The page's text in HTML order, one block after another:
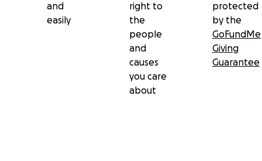
and
easily
right to
the
people
and
causes
you care
about
protected
by the
GoFundMe
Giving
Guarantee